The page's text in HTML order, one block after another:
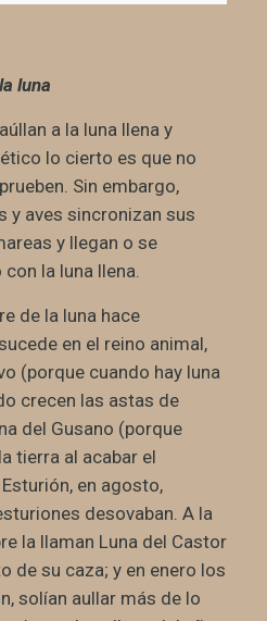
luna
a la luna llena y
lo cierto es que no
Sin embargo,
y aves sincronizan sus
y llegan o se
la luna llena.
de la luna hace
en el reino animal,
(porque cuando hay luna
crecen las astas de
del Gusano (porque
tierra al acabar el
en agosto,
desovaban. A la
la llaman Luna del Castor
de su caza; y en enero los
solían aullar más de lo